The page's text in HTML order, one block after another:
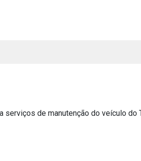
serviços de manutenção do veículo do